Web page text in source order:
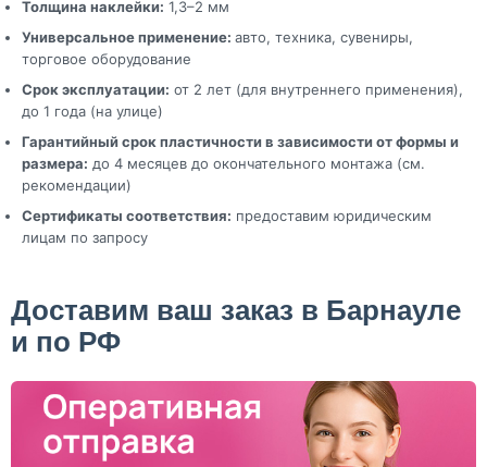
Толщина наклейки: 1,3–2 мм
Универсальное применение: авто, техника, сувениры,
торговое оборудование
Срок эксплуатации: от 2 лет (для внутреннего применения),
до 1 года (на улице)
Гарантийный срок пластичности в зависимости от формы и
размера: до 4 месяцев до окончательного монтажа (см.
рекомендации)
Сертификаты соответствия: предоставим юридическим
лицам по запросу
Доставим ваш заказ в Барнауле
и по РФ